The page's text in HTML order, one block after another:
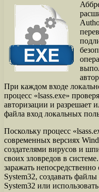
При каждом входе
процесс «lsass.exe»
авторизации и разрешает
файла вход локальных
Поскольку процесс
современных версиях
создателями вирусов и
своих зловредов в
заражать
System32, создавать
System32 или